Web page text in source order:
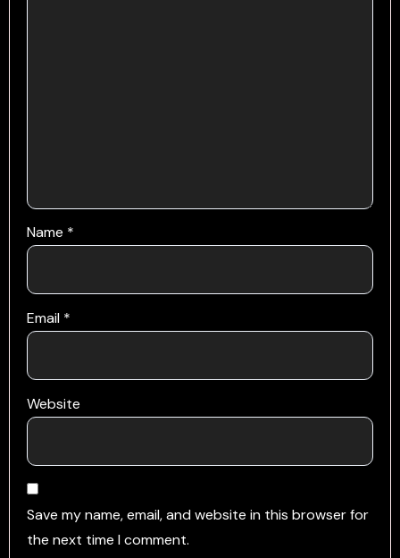
Name *
Email *
Website
Save my name, email, and website in this browser for
the next time I comment.